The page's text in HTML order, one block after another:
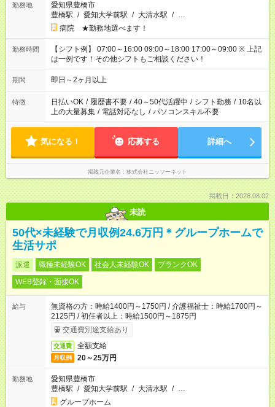
勤務地
愛知県豊橋市
豊橋駅 / 愛知大学前駅 / 大清水駅 / …
病院 ★勤務地選べます！
勤務時間
【シフト例】 07:00～16:00 09:00～18:00 17:00～09:00 ※ 上記
は一例です！その他シフトもご相談ください！
期間 即日～2ヶ月以上
特徴 日払いOK / 履歴書不要 / 40～50代活躍中 / シフト勤務 / 10名以
上の大量募集 / 電話対応なし / パソコンスキル不要
気になる！ 応募する 詳細へ
掲載元企業名 株式会社ニッソーネット
掲載日：2026.08.02
未読
50代×未経験で月収例24.6万円＊グループホームで
生活サポ
派遣 職種未経験OK 社会人未経験OK
ブランクOK
WEB登録・面接OK
給与
無資格の方：時給1400円～1750円 / 介護福祉士：時給1700円～
2125円 / 初任者以上：時給1500円～1875円
交通費別途支給あり
交通費 全額支給
月収例 20～25万円
勤務地
愛知県豊橋市
豊橋駅 / 愛知大学前駅 / 大清水駅 / …
グループホーム